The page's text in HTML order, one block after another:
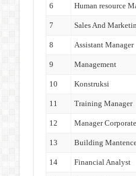
6 Human resource
7 Sales And
8 Assistant Manager
9 Management
10 Konstruksi
11 Training Manager
12 Manager
13 Building
14 Financial Analyst